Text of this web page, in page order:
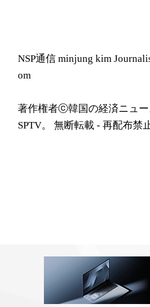
NSP通信 minjung kim
om
著作権者ⓒ韓国の経済ニュー
SPTV。 無断転載 - 再配布禁止